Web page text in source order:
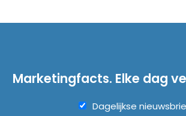
Marketingfacts. Elke dag
Dagelijkse